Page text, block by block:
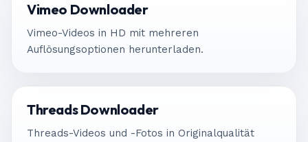
Vimeo Downloader
Vimeo-Videos in HD mit mehreren
Auflösungsoptionen herunterladen.
Threads Downloader
Threads-Videos und -Fotos in Originalqualität